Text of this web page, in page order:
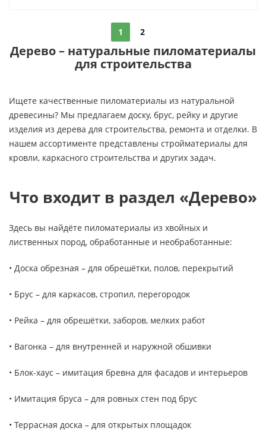
1 2
Дерево – натуральные пиломатериалы
для строительства
Ищете качественные пиломатериалы из натуральной
древесины? Мы предлагаем доску, брус, рейку и другие
изделия из дерева для строительства, ремонта и отделки. В
нашем ассортименте представлены стройматериалы для
кровли, каркасного строительства и других задач.
Что входит в раздел «Дерево»
Здесь вы найдёте пиломатериалы из хвойных и
лиственных пород, обработанные и необработанные:
• Доска обрезная – для обрешётки, полов, перекрытий
• Брус – для каркасов, стропил, перегородок
• Рейка – для обрешётки, заборов, мелких работ
• Вагонка – для внутренней и наружной обшивки
• Блок-хаус – имитация бревна для фасадов и интерьеров
• Имитация бруса – для ровных стен под брус
• Террасная доска – для открытых площадок